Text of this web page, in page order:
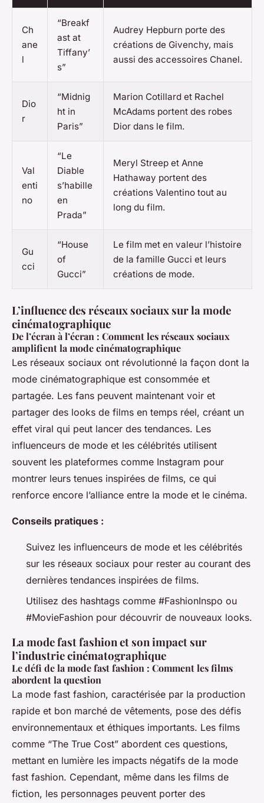
Ch
ane
l
“Breakf
ast at
Tiffany’
s”
Audrey Hepburn porte des
créations de Givenchy, mais
aussi des accessoires Chanel.
Dio
r
“Midnig
ht in
Paris”
Marion Cotillard et Rachel
McAdams portent des robes
Dior dans le film.
Val
enti
no
“Le
Diable
s’habille
en
Prada”
Meryl Streep et Anne
Hathaway portent des
créations Valentino tout au
long du film.
Gu
cci
“House
of
Gucci”
Le film met en valeur l’histoire
de la famille Gucci et leurs
créations de mode.
L’influence des réseaux sociaux sur la mode
cinématographique
De l’écran à l’écran : Comment les réseaux sociaux
amplifient la mode cinématographique
Les réseaux sociaux ont révolutionné la façon dont la
mode cinématographique est consommée et
partagée. Les fans peuvent maintenant voir et
partager des looks de films en temps réel, créant un
effet viral qui peut lancer des tendances. Les
influenceurs de mode et les célébrités utilisent
souvent les plateformes comme Instagram pour
montrer leurs tenues inspirées de films, ce qui
renforce encore l’alliance entre la mode et le cinéma.
Conseils pratiques :
Suivez les influenceurs de mode et les célébrités
sur les réseaux sociaux pour rester au courant des
dernières tendances inspirées de films.
Utilisez des hashtags comme #FashionInspo ou
#MovieFashion pour découvrir de nouveaux looks.
La mode fast fashion et son impact sur
l’industrie cinématographique
Le défi de la mode fast fashion : Comment les films
abordent la question
La mode fast fashion, caractérisée par la production
rapide et bon marché de vêtements, pose des défis
environnementaux et éthiques importants. Les films
comme “The True Cost” abordent ces questions,
mettant en lumière les impacts négatifs de la mode
fast fashion. Cependant, même dans les films de
fiction, les personnages peuvent porter des